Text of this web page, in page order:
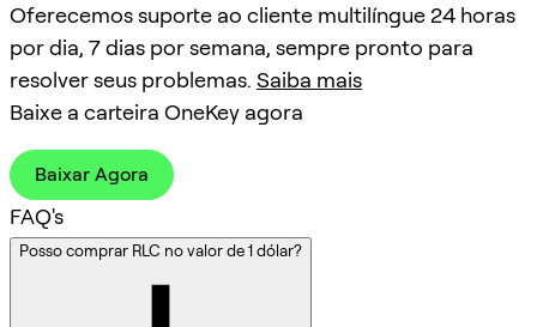
Oferecemos suporte ao cliente multilíngue 24 horas
por dia, 7 dias por semana, sempre pronto para
resolver seus problemas. Saiba mais
Baixe a carteira OneKey agora
Baixar Agora
FAQ's
Posso comprar RLC no valor de 1 dólar?